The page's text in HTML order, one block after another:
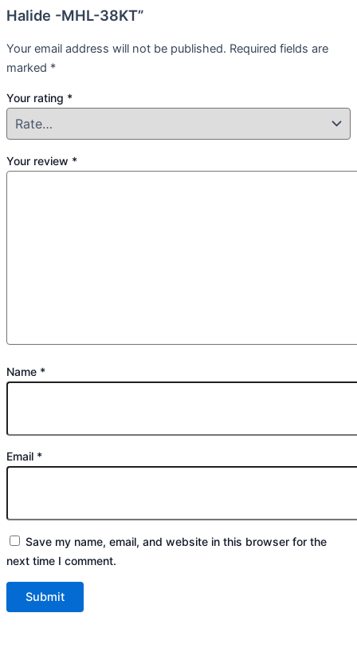
Halide -MHL-38KT”
Your email address will not be published. Required fields are
marked *
Your rating *
Your review *
Name *
Email *
Save my name, email, and website in this browser for the
next time I comment.